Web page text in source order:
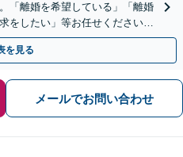
「離婚を希望している」「離婚
をしたい」等お任せください。
を見る
メールでお問い合わせ